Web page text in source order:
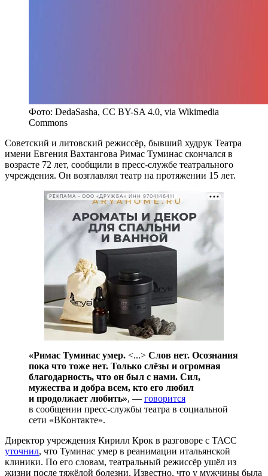
Фото: DedaSasha, CC BY-SA 4.0, via Wikimedia
Commons
Советский и литовский режиссёр, бывший худрук Театра
имени Евгения Вахтангова Римас Туминас скончался в
возрасте 72 лет, сообщили в пресс-службе театрального
учреждения. Он возглавлял театр на протяжении 15 лет.
РЕКЛАМА • ООО «ДРУЖБА» ИНН 9704146411
«Римас Туминас умер. <...> Слов нет. Осознания
пока что тоже нет. Только слёзы и огромная
благодарность, что он был с нами. Сил,
мужества и добра всем, кто его любил
и продолжает любить», — говорится
в сообщении пресс-службы театра в социальной
сети «ВКонтакте».
Директор учреждения Кирилл Крок в разговоре с ТАСС
уточнил, что Туминас умер в реанимации итальянской
клиники. По его словам, театральный режиссёр ушёл из
жизни после тяжёлой болезни. Известно, что у мужчины была